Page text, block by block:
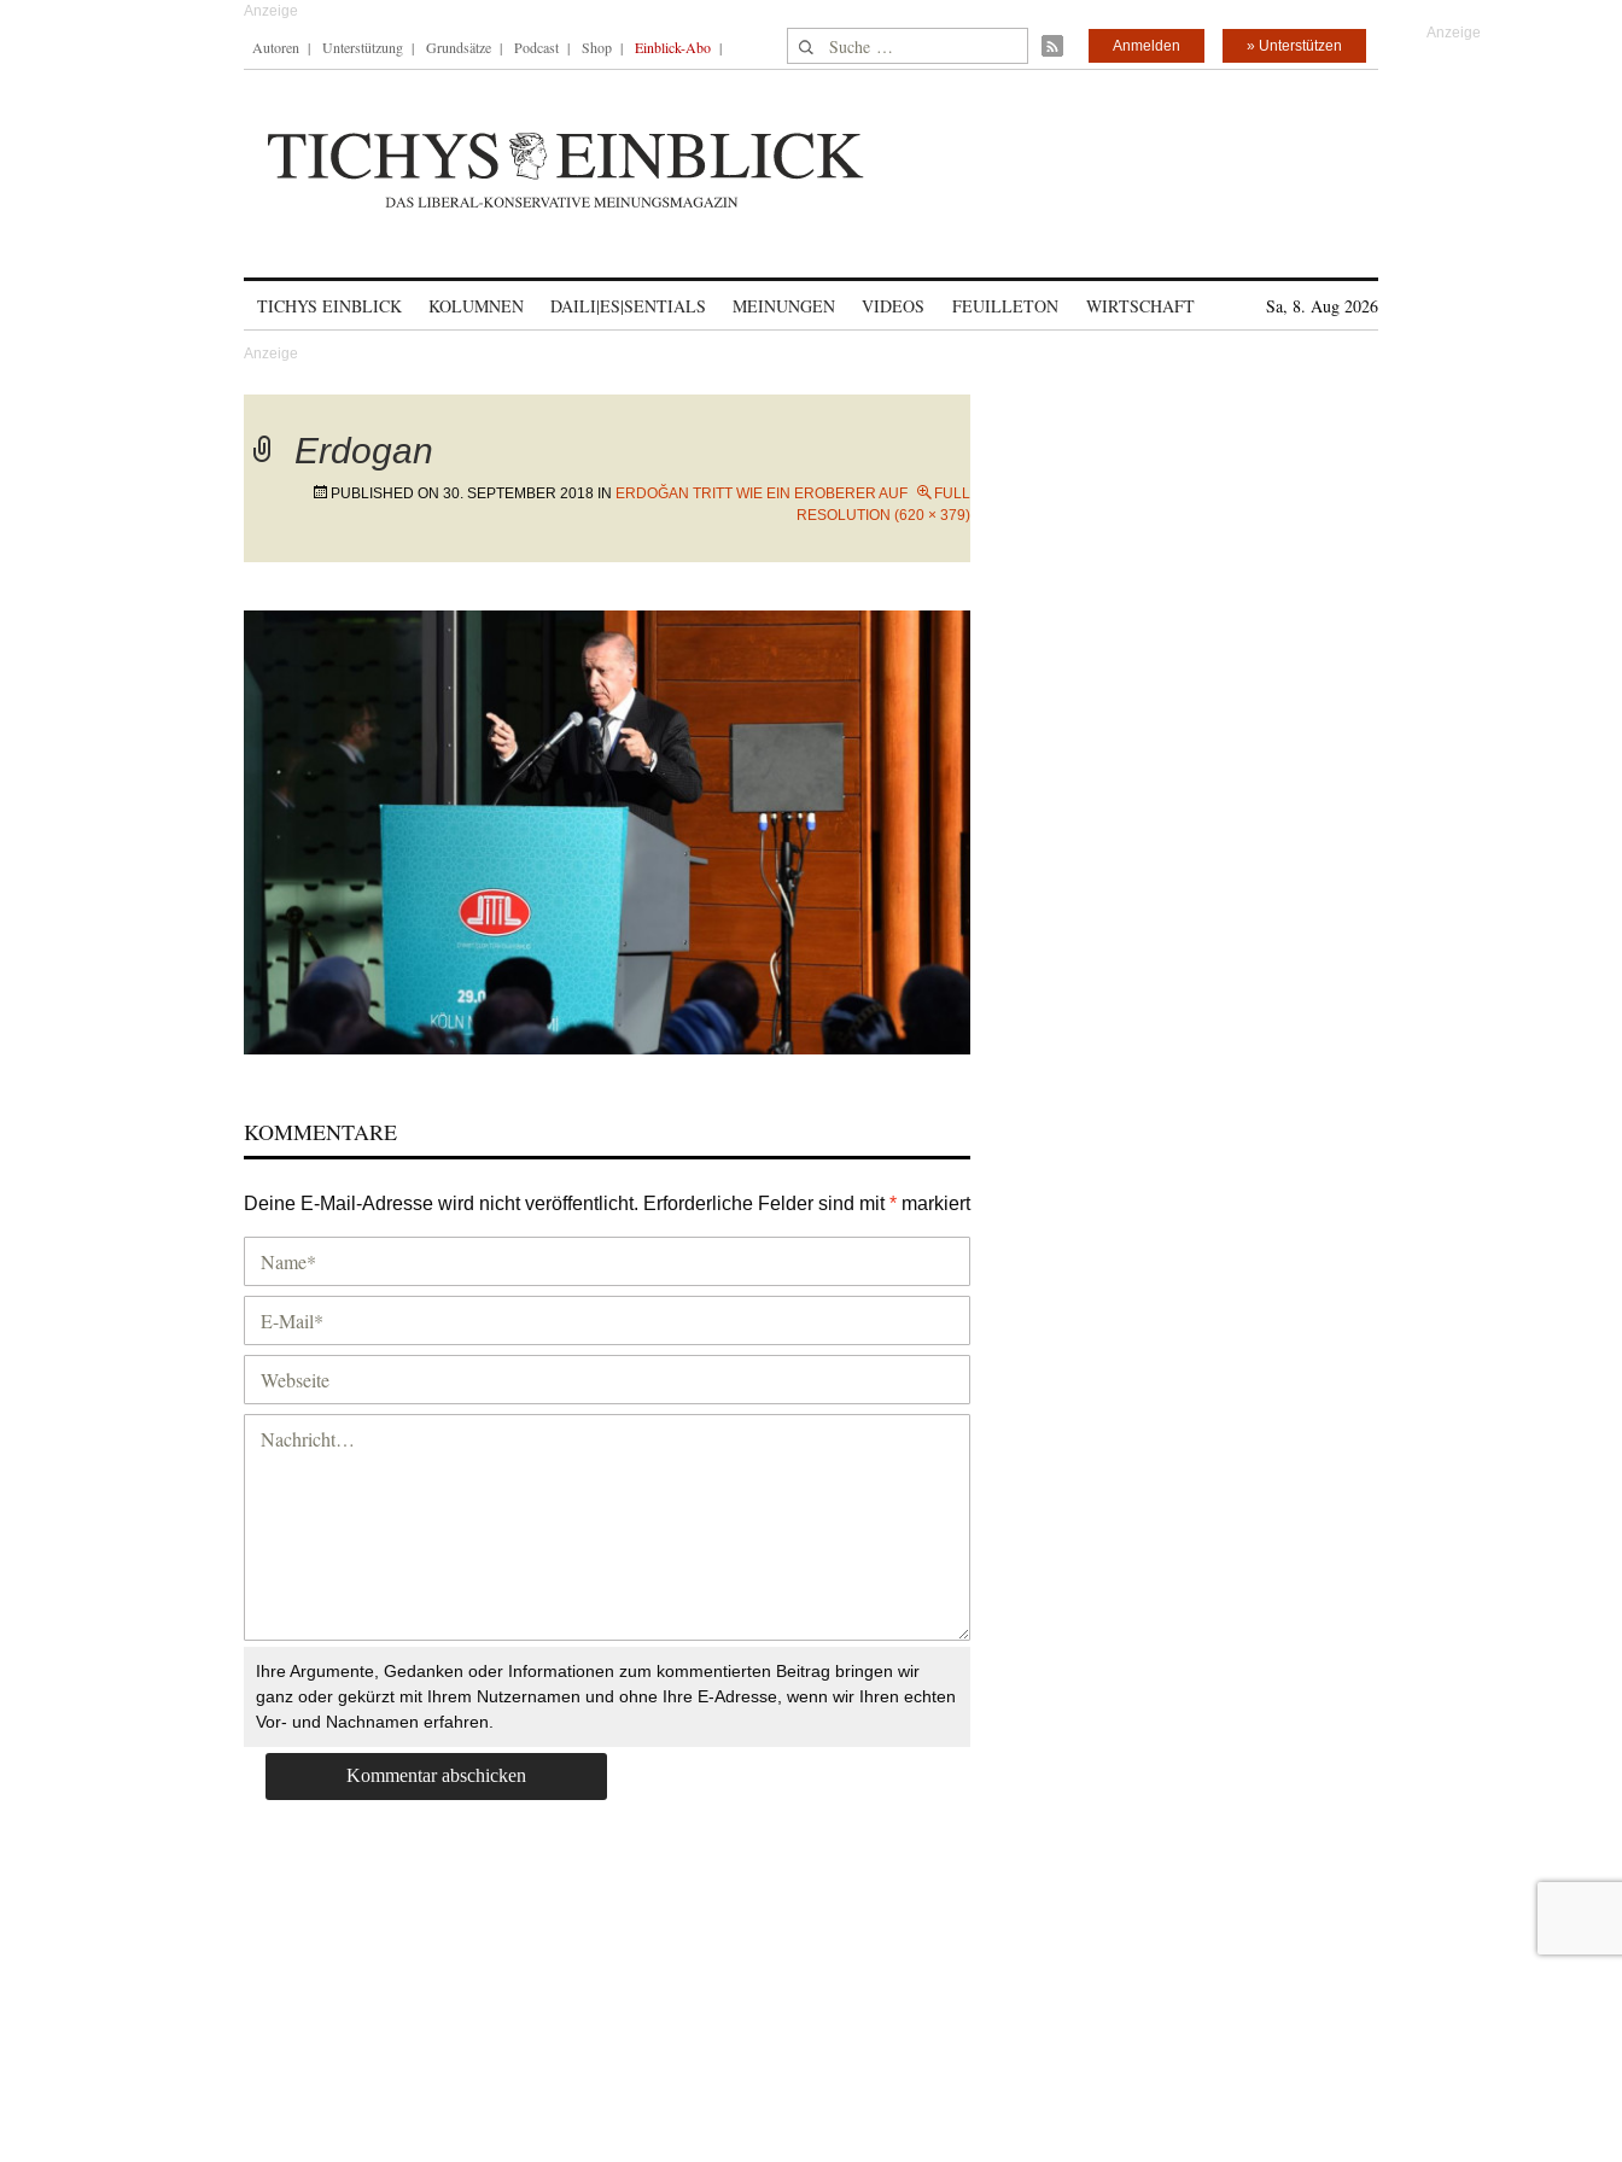
Autoren Unterstützung Grundsätze Podcast Shop Einblick-Abo Suche nach: » Unterstützen
Anmelden
TICHYS EINBLICK KOLUMNEN DAILI|ES|SENTIALS MEINUNGEN VIDEOS FEUILLETON WIRTSCHAFT Sa, 8. Aug 2026
Erdogan
PUBLISHED ON 30. SEPTEMBER 2018 IN ERDOĞAN TRITT WIE EIN EROBERER AUF
FULL
RESOLUTION (620 × 379)
KOMMENTARE
Deine E-Mail-Adresse wird nicht veröffentlicht. Erforderliche Felder sind mit* markiert
Ihre Argumente, Gedanken oder Informationen zum kommentierten Beitrag bringen wir
ganz oder gekürzt mit Ihrem Nutzernamen und ohne Ihre E-Adresse, wenn wir Ihren echten
Vor- und Nachnamen erfahren.